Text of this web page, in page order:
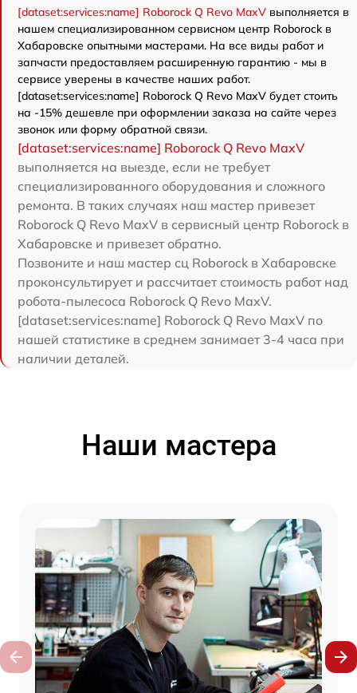
[dataset:services:name] Roborock Q Revo MaxV выполняется в
нашем специализированном сервисном центр Roborock в
Хабаровске опытными мастерами. На все виды работ и
запчасти предоставляем расширенную гарантию - мы в
сервисе уверены в качестве наших работ.
[dataset:services:name] Roborock Q Revo MaxV будет стоить
на -15% дешевле при оформлении заказа на сайте через
звонок или форму обратной связи.
[dataset:services:name] Roborock Q Revo MaxV
выполняется на выезде, если не требует
специализированного оборудования и сложного
ремонта. В таких случаях наш мастер привезет
Roborock Q Revo MaxV в сервисный центр Roborock в
Хабаровске и привезет обратно.
Позвоните и наш мастер сц Roborock в Хабаровске
проконсультирует и рассчитает стоимость работ над
робота-пылесоса Roborock Q Revo MaxV.
[dataset:services:name] Roborock Q Revo MaxV по
нашей статистике в среднем занимает 3-4 часа при
наличии деталей.
Наши мастера